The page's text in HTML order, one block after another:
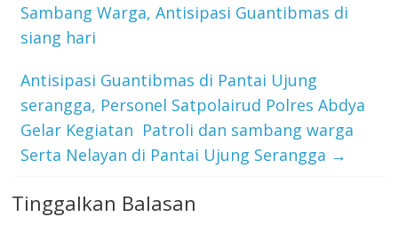
Sambang Warga, Antisipasi Guantibmas di
siang hari
Antisipasi Guantibmas di Pantai Ujung
serangga, Personel Satpolairud Polres Abdya
Gelar Kegiatan Patroli dan sambang warga
Serta Nelayan di Pantai Ujung Serangga →
Tinggalkan Balasan